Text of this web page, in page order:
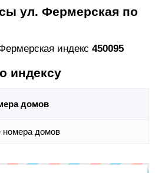
ул. Фермерская по
индекс 450095
индексу
домов
номера домов